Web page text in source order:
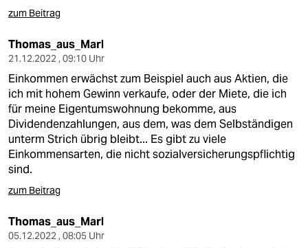
zum Beitrag
Thomas_aus_Marl
21.12.2022 , 09:10 Uhr
Einkommen erwächst zum Beispiel auch aus Aktien, die
ich mit hohem Gewinn verkaufe, oder der Miete, die ich
für meine Eigentumswohnung bekomme, aus
Dividendenzahlungen, aus dem, was dem Selbständigen
unterm Strich übrig bleibt... Es gibt zu viele
Einkommensarten, die nicht sozialversicherungspflichtig
sind.
zum Beitrag
Thomas_aus_Marl
05.12.2022 , 08:05 Uhr